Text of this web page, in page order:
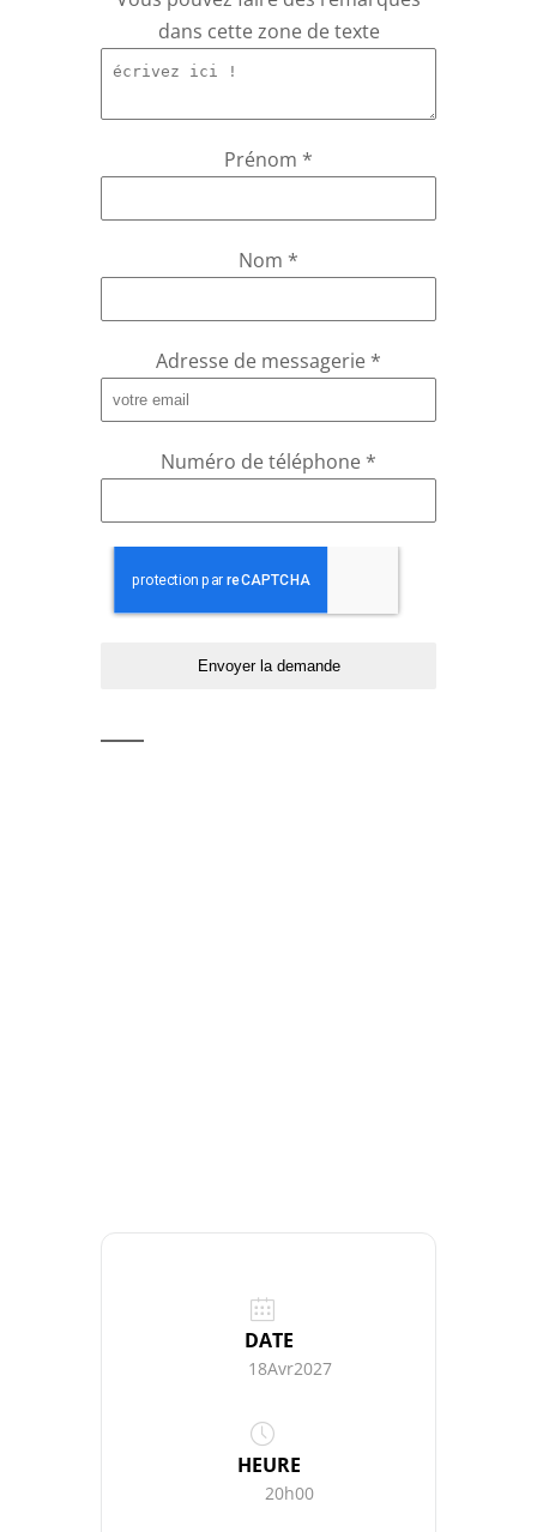
dans cette zone de texte
Prénom *
Nom *
Adresse de messagerie *
Numéro de téléphone *
Envoyer la demande
DATE
18Avr2027
HEURE
20h00